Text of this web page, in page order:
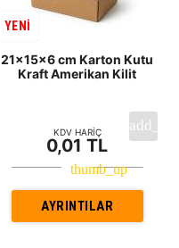
21x15x6 cm Karton Kutu
Kraft Amerikan Kilit
YENİ
KDV HARİÇ
0,01 TL
AYRINTILAR